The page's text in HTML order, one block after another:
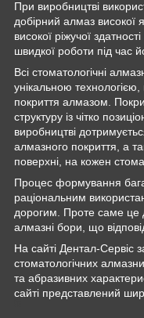
При виробництві
добірний алмаз високої
високої ріжучої здатності
швидкої роботи під час
Всі стоматологічні
унікальною
покриття алмазом.
структуру із чітко
виробництві
алмазного покриття, а
поверхні, на кожен
Процес формування
раціональним
дорогим. Проте саме це
алмазні бори, що
На сайті Дентал-Сервіс
стоматологічних
та абразивних
сайті представлений